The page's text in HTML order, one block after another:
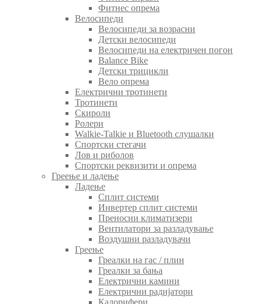
Фитнес опрема
Велосипеди
Велосипеди за возрасни
Детски велосипеди
Велосипеди на електричен погон
Balance Bike
Детски трицикли
Вело опрема
Електрични тротинети
Тротинети
Скироли
Ролери
Walkie-Talkie и Bluetooth слушалки
Спортски стегачи
Лов и риболов
Спортски реквизити и опрема
Греење и ладење
Ладење
Сплит системи
Инвертер сплит системи
Преносни климатизери
Вентилатори за разладување
Воздушни разладувачи
Греење
Греалки на гас / плин
Греалки за бања
Електрични камини
Електрични радијатори
Калорифери